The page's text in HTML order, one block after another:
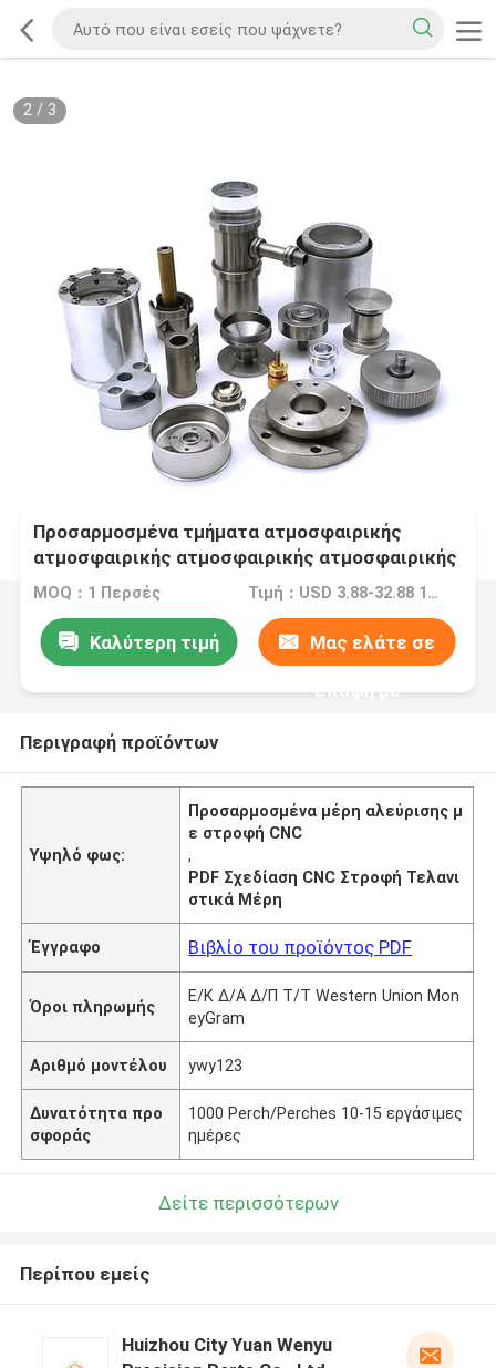
2/ 3
Προσαρμοσμένα τμήματα ατμοσφαιρικής
ατμοσφαιρικής ατμοσφαιρικής ατμοσφαιρικής
ατμοσφαιρικής ατμοσφαιρικής ατμοσφαιρικής
ατμοσφαιρικής ατμοσφαιρικής ατμοσφαιρικής
ατμοσφαιρικής ατμοσφαιρικής ατμοσφαιρικής
ατμοσφαιρικής ατμοσφαιρικής ατμόσφαιρας
MOQ：1 Περσές Τιμή：USD 3.88-32.88 1 Perch/Perches
Καλύτερη τιμή Μας ελάτε σε
επαφή με
Περιγραφή προϊόντων
Υψηλό φως:
Προσαρμοσμένα μέρη αλεύρισης μ
ε στροφή CNC
,
PDF Σχεδίαση CNC Στροφή Τελανι
στικά Μέρη
Έγγραφο Βιβλίο του προϊόντος PDF
Όροι πληρωμής
Ε/Κ Δ/Α Δ/Π Τ/Τ Western Union Mon
eyGram
Αριθμό μοντέλου ywy123
Δυνατότητα προ
σφοράς
1000 Perch/Perches 10-15 εργάσιμες
ημέρες
Δείτε περισσότερων
Περίπου εμείς
Huizhou City Yuan Wenyu